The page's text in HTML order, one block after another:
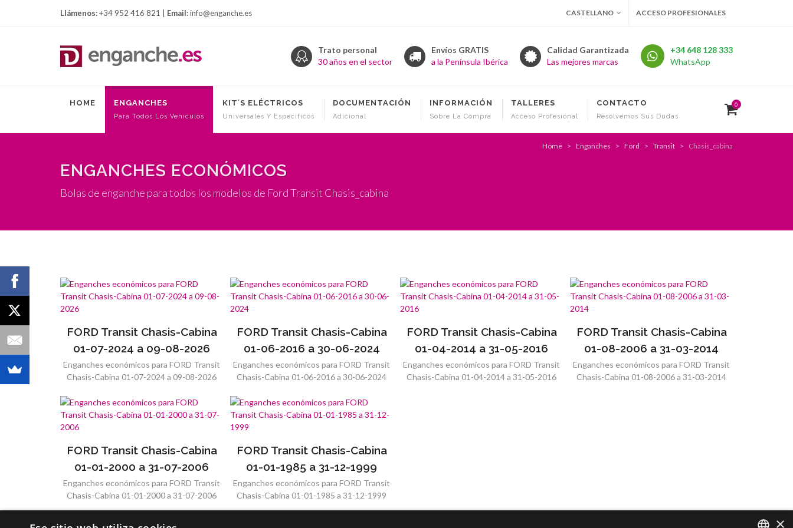
Llámenos:+34 952 416 821 | Email:info@enganche.es CASTELLANO ACCESO PROFESIONALES
Trato personal
30 años en el sector
Envíos GRATIS
a la Península Ibérica
Calidad Garantizada
Las mejores marcas
+34 648 128 333
WhatsApp
HOME ENGANCHES
Para Todos Los Vehículos
KIT´S ELÉCTRICOS
Universales Y Específicos
DOCUMENTACIÓN
Adicional
INFORMACIÓN
Sobre La Compra
TALLERES
Acceso Profesional
CONTACTO
Resolvemos Sus Dudas
0
ENGANCHES ECONÓMICOS
Bolas de enganche para todos los modelos de Ford Transit Chasis_cabina
Home Enganches Ford Transit Chasis_cabina
FORD Transit Chasis-Cabina
01-07-2024 a 09-08-2026
Enganches económicos para FORD Transit
Chasis-Cabina 01-07-2024 a 09-08-2026
FORD Transit Chasis-Cabina
01-06-2016 a 30-06-2024
Enganches económicos para FORD Transit
Chasis-Cabina 01-06-2016 a 30-06-2024
FORD Transit Chasis-Cabina
01-04-2014 a 31-05-2016
Enganches económicos para FORD Transit
Chasis-Cabina 01-04-2014 a 31-05-2016
FORD Transit Chasis-Cabina
01-08-2006 a 31-03-2014
Enganches económicos para FORD Transit
Chasis-Cabina 01-08-2006 a 31-03-2014
FORD Transit Chasis-Cabina
01-01-2000 a 31-07-2006
Enganches económicos para FORD Transit
Chasis-Cabina 01-01-2000 a 31-07-2006
FORD Transit Chasis-Cabina
01-01-1985 a 31-12-1999
Enganches económicos para FORD Transit
Chasis-Cabina 01-01-1985 a 31-12-1999
×